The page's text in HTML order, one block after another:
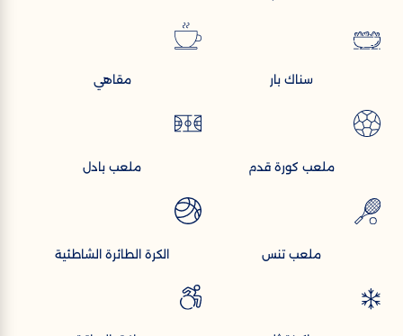
سناك بار مقاهي
ملعب كورة قدم ملعب بادل
ملعب تنس الكرة الطائرة الشاطئية